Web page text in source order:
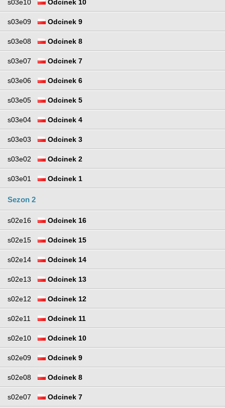
s03e10 Odcinek 10
s03e09 Odcinek 9
s03e08 Odcinek 8
s03e07 Odcinek 7
s03e06 Odcinek 6
s03e05 Odcinek 5
s03e04 Odcinek 4
s03e03 Odcinek 3
s03e02 Odcinek 2
s03e01 Odcinek 1
Sezon 2
s02e16 Odcinek 16
s02e15 Odcinek 15
s02e14 Odcinek 14
s02e13 Odcinek 13
s02e12 Odcinek 12
s02e11 Odcinek 11
s02e10 Odcinek 10
s02e09 Odcinek 9
s02e08 Odcinek 8
s02e07 Odcinek 7